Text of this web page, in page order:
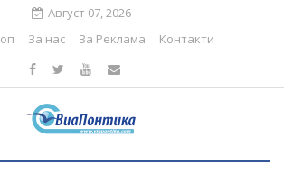
Август 07, 2026
За нас За Реклама Контакти